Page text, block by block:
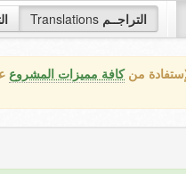
Translations التراجــم
منكافة مميزات المشروع